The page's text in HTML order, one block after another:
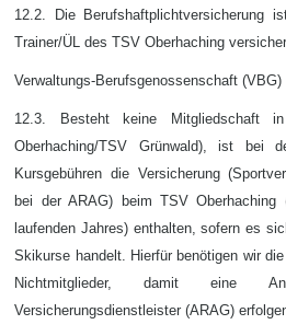
12.2. Die Berufshaftplichtversicherung
Trainer/ÜL des TSV Oberhaching
Verwaltungs-Berufsgenossenschaft (VBG)
12.3.
Besteht keine Mitgliedschaft
Oberhaching/TSV Grünwald), ist bei
Kursgebühren die Versicherung(
bei der ARAG) beim TSV
laufenden Jahres) enthalten, sofern es
Skikurse handelt. Hierfür benötigen wir
Nichtmitglieder, damit eine
Versicherungsdienstleister (ARAG)